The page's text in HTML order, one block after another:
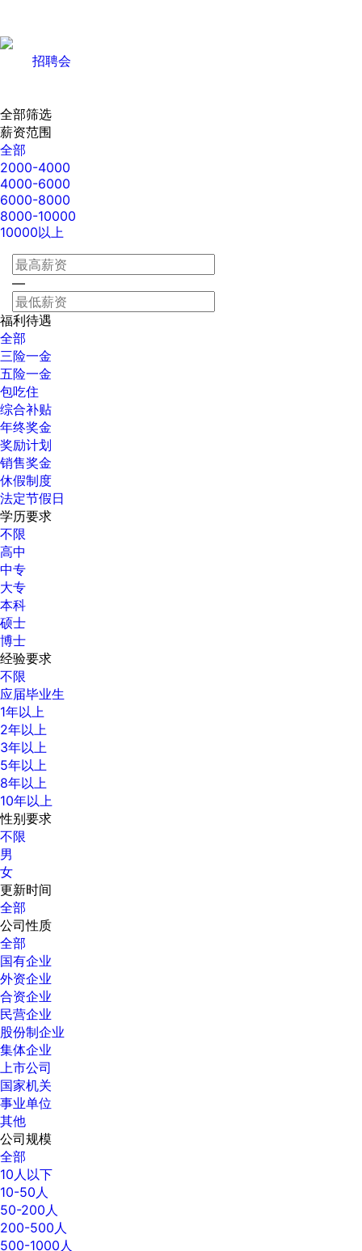
招聘会
全部筛选
薪资范围
全部
2000-4000
4000-6000
6000-8000
8000-10000
10000以上
—
福利待遇
全部
三险一金
五险一金
包吃住
综合补贴
年终奖金
奖励计划
销售奖金
休假制度
法定节假日
学历要求
不限
高中
中专
大专
本科
硕士
博士
经验要求
不限
应届毕业生
1年以上
2年以上
3年以上
5年以上
8年以上
10年以上
性别要求
不限
男
女
更新时间
全部
公司性质
全部
国有企业
外资企业
合资企业
民营企业
股份制企业
集体企业
上市公司
国家机关
事业单位
其他
公司规模
全部
10人以下
10-50人
50-200人
200-500人
500-1000人